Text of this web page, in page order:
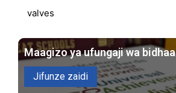
valves
Maagizo ya ufungaji wa bidhaa
Jifunze zaidi